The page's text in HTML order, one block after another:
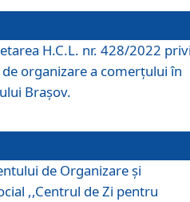
H.C.L. nr. 428/2022
organizare a comerțului în
Braşov.
de Organizare și
,,Centrul de Zi pentru